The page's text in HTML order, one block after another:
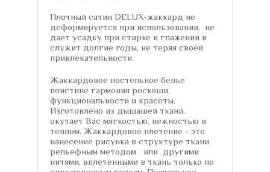
Плотный сатин DELUX-жаккард не
деформируется при использовании, не
дает усадку при стирке и глажении и
служит долгие годы, не теряя своей
привлекательности.
Жаккардовое постельное белье
поистине гармония роскоши,
функциональности и красоты.
Изготовлено из дышашей ткани,
окутает Вас мягкостью, нежностью и
теплом. Жаккардовое плетение - это
нанесение рисунка в структуре ткани
рельефным методом или другими
нитями, вплетенными в ткань только по